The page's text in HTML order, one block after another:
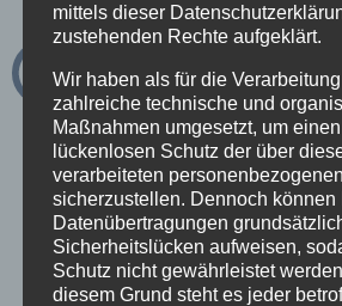
Kategorien
Aktuelles
Stellenangebote
Neueste Beiträge
mittels dieser
zustehenden Rechte aufgeklärt.
Wir haben als für die
zahlreiche technische und
Maßnahmen umgesetzt, um
lückenlosen Schutz der über
verarbeiteten
sicherzustellen. Dennoch können
Datenübertragungen
Sicherheitslücken aufweisen,
Schutz nicht gewährleistet
diesem Grund steht es jeder